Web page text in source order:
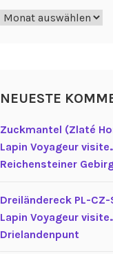
Archiv
NEUESTE
Zuckmantel (Zlaté
Lapin Voyageur
Reichensteiner
Dreiländereck PL-CZ-
Lapin Voyageur
Drielandenpunt